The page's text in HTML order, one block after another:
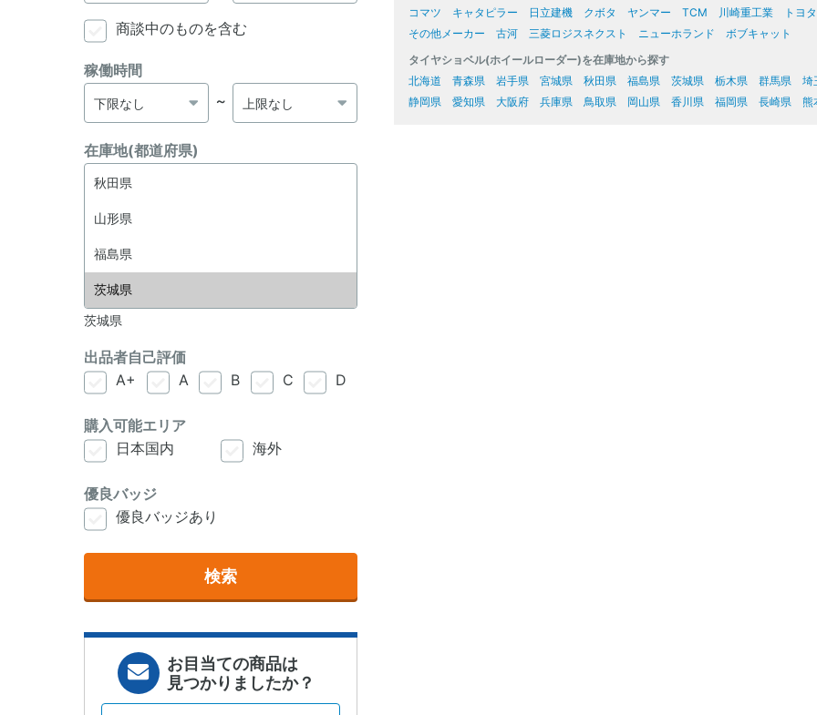
コマツ
キャタピラー 日立建機 クボタ ヤンマー TCM 川崎重工業 トヨタ
その他メーカー
古河 三菱ロジスネクスト ニューホランド
ボブキャット
タイヤショベル(ホイールローダー)を在庫地から探す
北海道
青森県 岩手県 宮城県 秋田県 福島県 茨城県 栃木県 群馬県 埼
静岡県
愛知県 大阪府 兵庫県 鳥取県 岡山県 香川県 福岡県 長崎県 熊
商談中のものを含む
稼働時間
～
在庫地(都道府県)
茨城県
出品者自己評価
A+
A B C D
購入可能エリア
日本国内
海外
優良バッジ
優良バッジあり
検索
お目当ての商品は
見つかりましたか？